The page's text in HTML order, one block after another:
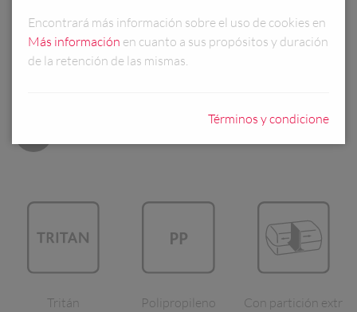
Tritán Polipropileno
Con partición extr
Encontrará más información sobre el uso de cookies en
Más información en cuanto a sus propósitos y duración
de la retención de las mismas.
Términos y condicione